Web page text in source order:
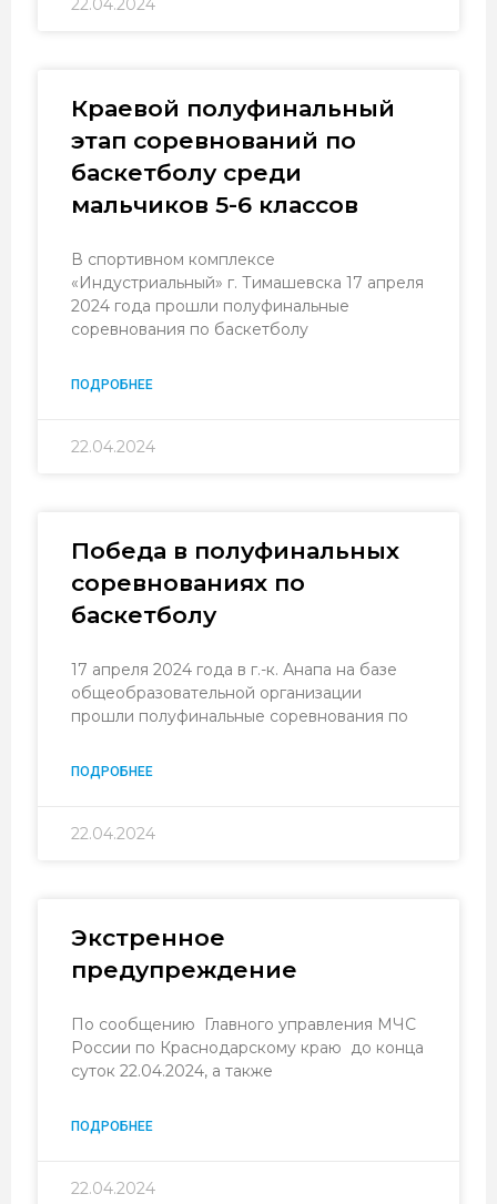
22.04.2024
Краевой полуфинальный
этап соревнований по
баскетболу среди
мальчиков 5-6 классов
В спортивном комплексе
«Индустриальный» г. Тимашевска 17 апреля
2024 года прошли полуфинальные
соревнования по баскетболу
ПОДРОБНЕЕ
22.04.2024
Победа в полуфинальных
соревнованиях по
баскетболу
17 апреля 2024 года в г.-к. Анапа на базе
общеобразовательной организации
прошли полуфинальные соревнования по
ПОДРОБНЕЕ
22.04.2024
Экстренное
предупреждение
По сообщению Главного управления МЧС
России по Краснодарскому краю до конца
суток 22.04.2024, а также
ПОДРОБНЕЕ
22.04.2024